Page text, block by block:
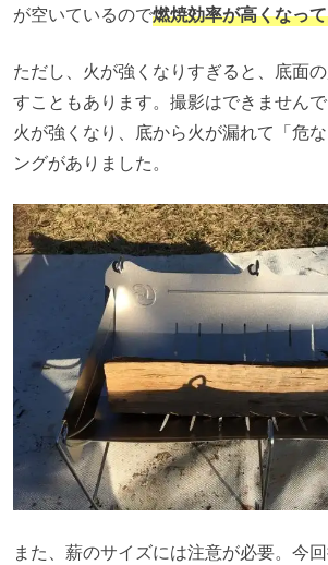
が空いているので燃焼効率が高くなっ
ただし、火が強くなりすぎると、底面
すこともあります。撮影はできません
火が強くなり、底から火が漏れて「危
ングがありました。
また、薪のサイズには注意が必要。今